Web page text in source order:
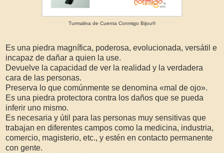
Turmalina de Cuenta Conmigo Bijou®
Es una piedra magnífica, poderosa, evolucionada, versátil e
incapaz de dañar a quien la use.
Devuelve la capacidad de ver la realidad y la verdadera
cara de las personas.
Preserva lo que comúnmente se denomina «mal de ojo».
Es una piedra protectora contra los daños que se pueda
inferir uno mismo.
Es necesaria y útil para las personas muy sensitivas que
trabajan en diferentes campos como la medicina, industria,
comercio, magisterio, etc., y estén en contacto permanente
con gente.